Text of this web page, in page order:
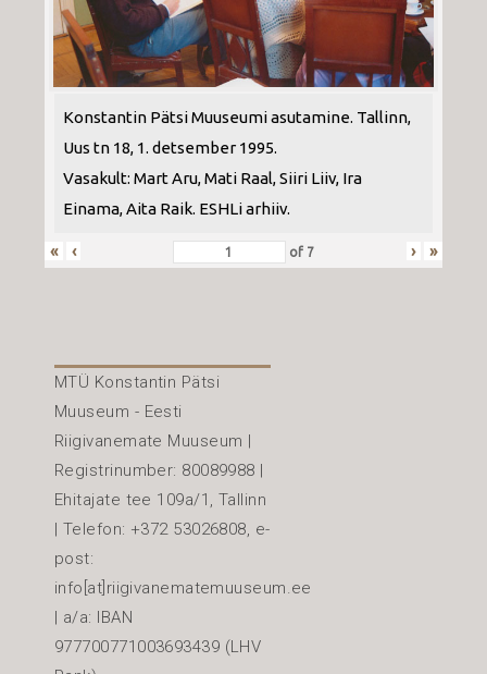
Konstantin Pätsi Muuseumi asutamine. Tallinn,
Uus tn 18, 1. detsember 1995.
Vasakult: Mart Aru, Mati Raal, Siiri Liiv, Ira
Einama, Aita Raik. ESHLi arhiiv.
« ‹ of 7 › »
MTÜ Konstantin Pätsi
Muuseum - Eesti
Riigivanemate Muuseum |
Registrinumber: 80089988 |
Ehitajate tee 109a/1, Tallinn
| Telefon: +372 53026808, e-
post:
info[at]riigivanematemuuseum.ee
| a/a: IBAN
977700771003693439 (LHV